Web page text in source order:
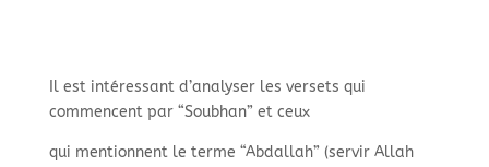
Il est intéressant d’analyser les versets qui
commencent par “Soubhan” et ceux
qui mentionnent le terme “Abdallah” (servir Allah